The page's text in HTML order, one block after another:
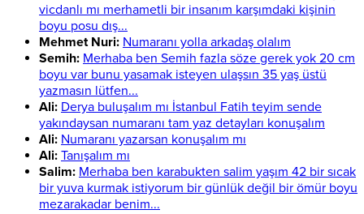
vicdanlı mı merhametli bir insanım karşımdaki kişinin
boyu posu dış...
Mehmet Nuri: Numaranı yolla arkadaş olalım
Semih: Merhaba ben Semih fazla söze gerek yok 20 cm
boyu var bunu yasamak isteyen ulaşsın 35 yaş üstü
yazmasın lütfen...
Ali: Derya buluşalım mı İstanbul Fatih teyim sende
yakındaysan numaranı tam yaz detayları konuşalım
Ali: Numaranı yazarsan konuşalım mı
Ali: Tanışalım mı
Salim: Merhaba ben karabukten salim yaşım 42 bir sıcak
bir yuva kurmak istiyorum bir günlük değil bir ömür boyu
mezarakadar benim...